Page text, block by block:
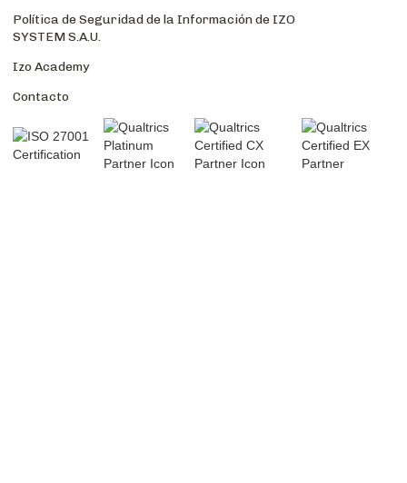
Política de Seguridad de la Información de IZO
SYSTEM S.A.U.
Izo Academy
Contacto